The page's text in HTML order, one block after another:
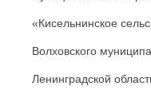
«Кисельнинское
Волховского
Ленинградской